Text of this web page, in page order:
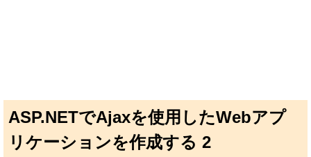
ASP.NETでAjaxを使用したWebアプ
リケーションを作成する 2